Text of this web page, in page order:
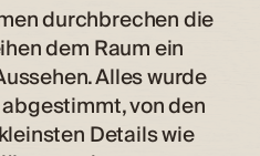
durchbrechen die
dem Raum ein
Alles wurde
von den
Details wie